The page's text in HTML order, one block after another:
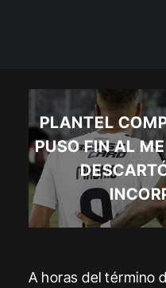
PLANTEL
PUSO FIN AL
A horas del término